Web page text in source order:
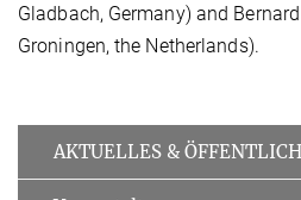
Gladbach, Germany) and
Groningen, the Netherlands).
AKTUELLES &